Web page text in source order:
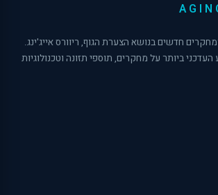
חדשים בנושא הצערת הגוף, ריוורס אייג'ינג.
ביותר על מחקרים, תוספי תזונה וטכנולוגיות